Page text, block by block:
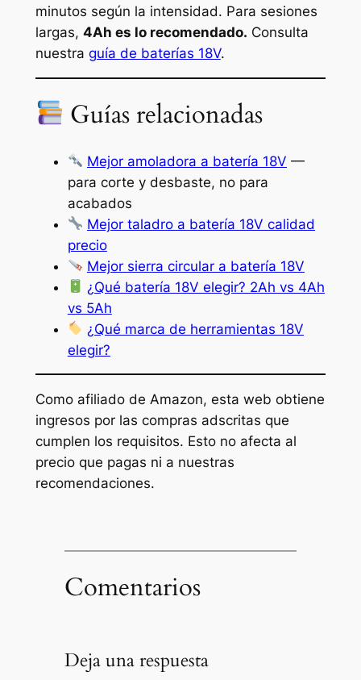
minutos según la intensidad. Para sesiones
largas, 4Ah es lo recomendado. Consulta
nuestra guía de baterías 18V.
Guías relacionadas
Mejor amoladora a batería 18V —
para corte y desbaste, no para
acabados
Mejor taladro a batería 18V calidad
precio
Mejor sierra circular a batería 18V
¿Qué batería 18V elegir? 2Ah vs 4Ah
vs 5Ah
¿Qué marca de herramientas 18V
elegir?
Como afiliado de Amazon, esta web obtiene
ingresos por las compras adscritas que
cumplen los requisitos. Esto no afecta al
precio que pagas ni a nuestras
recomendaciones.
Comentarios
Deja una respuesta